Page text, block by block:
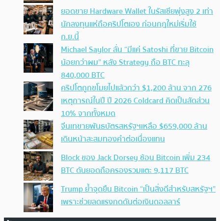
ยอดขาย Hardware Wallet ในรัสเซียพุ่งสูง 2 เท่า
นักลงทุนแห่ถือคริปโตเอง ก่อนกฎใหม่เริ่มใช้
ก.ย.นี้
Michael Saylor ลั่น “มีแค่ Satoshi ที่ขาย Bitcoin
น้อยกว่าผม” หลัง Strategy ถือ BTC ทะลุ
840,000 BTC
คริปโตถูกขโมยไปแล้วกว่า $1,200 ล้าน จาก 276
เหตุการณ์ในปี ปี 2026 Coldcard คิดเป็นสัดส่วน
10% จากทั้งหมด
จีนเทขายพันธบัตรสหรัฐฯเหลือ $659,000 ล้าน
เดินหน้าสะสมทองคำต่อเนื่องแทน
Block ของ Jack Dorsey ช้อน Bitcoin เพิ่ม 234
BTC ดันยอดถือครองรวมแตะ 9,117 BTC
Trump ย้ำจุดยืน Bitcoin “เป็นสิ่งดีสำหรับสหรัฐฯ”
เพราะช่วยลดแรงกดดันต่อเงินดอลลาร์